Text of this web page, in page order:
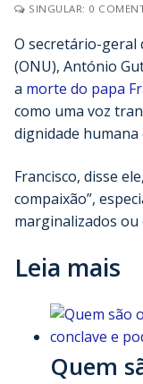
SINGULAR: 0
O secretário-geral
(ONU), António
a morte do papa
como uma voz
dignidade humana
Francisco, disse
compaixão”,
marginalizados ou
Leia mais
Quem